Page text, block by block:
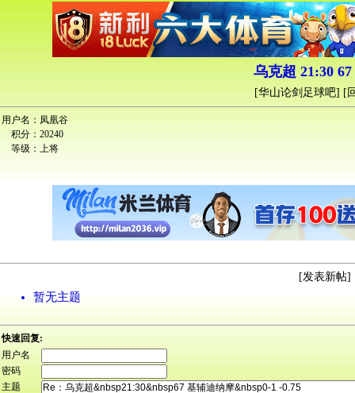
乌克超 21:30
[华山论剑足球吧] [
用户名： 凤凰谷
积分： 20240
等级： 上将
[发表新帖]
暂无主题
快速回复:
用户名
密码
主题